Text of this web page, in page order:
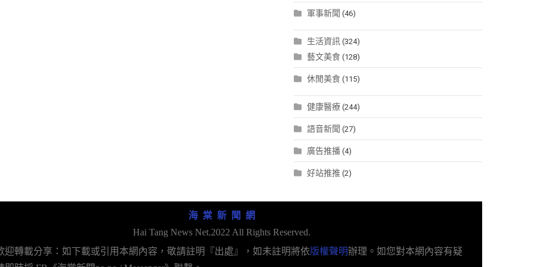
軍事新聞 (46)
生活資訊 (324)
藝文美食 (128)
休閒美食 (115)
健康醫療 (244)
語音新聞 (27)
廣告推播 (4)
好站推推 (2)
海 棠 新 聞 網
Hai Tang News Net.2022 All Rights Reserved.
迎轉載分享：如下載或引用本網內容，敬請註明『出處』，如未註明將依版權聲明辦理。如您對本網內容有疑